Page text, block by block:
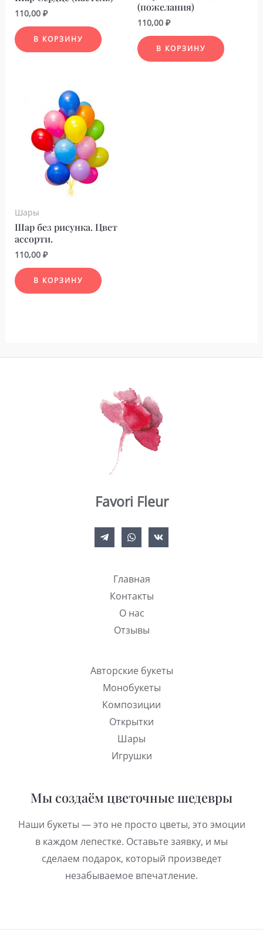
110,00 ₽
В КОРЗИНУ
(пожелания)
110,00 ₽
В КОРЗИНУ
Шары
Шар без рисунка. Цвет
ассорти.
110,00 ₽
В КОРЗИНУ
Favori Fleur
Главная
Контакты
О нас
Отзывы
Авторские букеты
Монобукеты
Композиции
Открытки
Шары
Игрушки
Мы создаём цветочные шедевры
Наши букеты — это не просто цветы, это эмоции
в каждом лепестке. Оставьте заявку, и мы
сделаем подарок, который произведет
незабываемое впечатление.